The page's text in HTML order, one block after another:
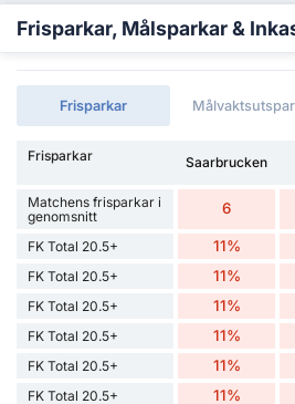
Frisparkar, Målsparkar &
Frisparkar
Frisparkar Saarbrucken
Matchens frisparkar i
genomsnitt
6
FK Total 20.5+ 11%
FK Total 20.5+ 11%
FK Total 20.5+ 11%
FK Total 20.5+ 11%
FK Total 20.5+ 11%
FK Total 20.5+ 11%